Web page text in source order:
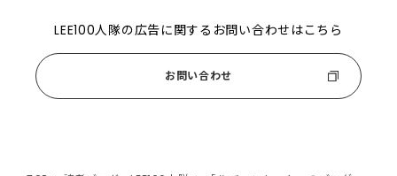
LEE100人隊の広告に関するお問い合わせはこちら
お問い合わせ